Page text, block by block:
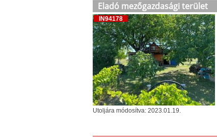
Eladó mezőgazdasági terület
IN94178
Utoljára módosítva: 2023.01.19.